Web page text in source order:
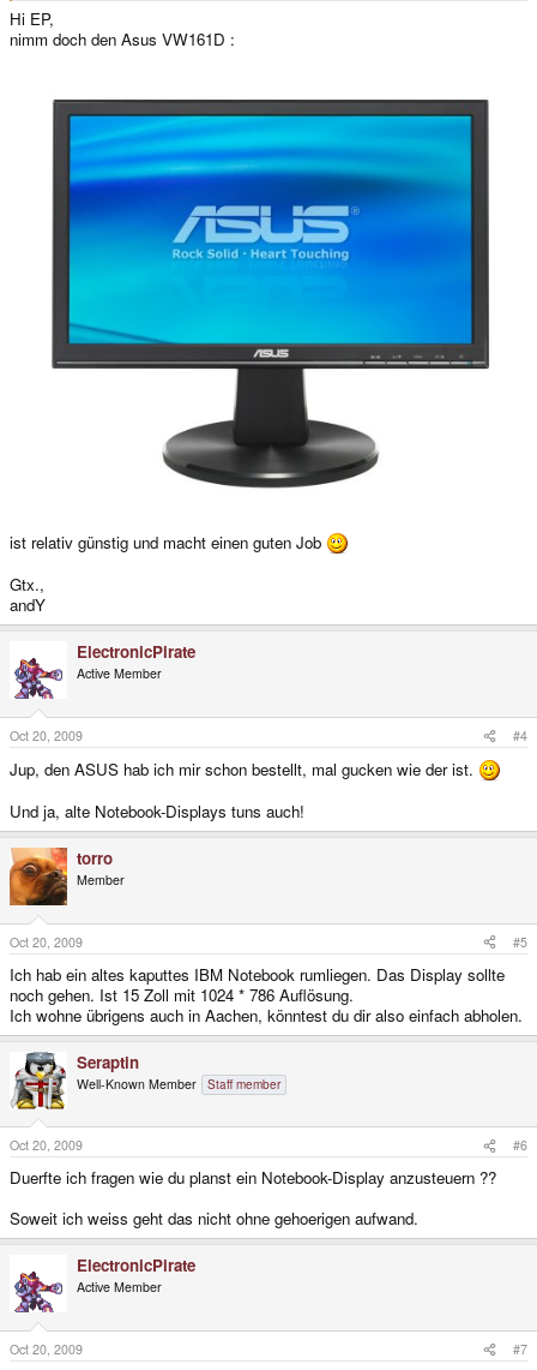
Hi EP,
nimm doch den Asus VW161D :
ist relativ günstig und macht einen guten Job
Gtx.,
andY
ElectronicPirate
Active Member
Oct 20, 2009 #4
Jup, den ASUS hab ich mir schon bestellt, mal gucken wie der ist.
Und ja, alte Notebook-Displays tuns auch!
torro
Member
Oct 20, 2009 #5
Ich hab ein altes kaputtes IBM Notebook rumliegen. Das Display sollte
noch gehen. Ist 15 Zoll mit 1024 * 786 Auflösung.
Ich wohne übrigens auch in Aachen, könntest du dir also einfach abholen.
Seraptin
Well-Known Member Staff member
Oct 20, 2009 #6
Duerfte ich fragen wie du planst ein Notebook-Display anzusteuern ??
Soweit ich weiss geht das nicht ohne gehoerigen aufwand.
ElectronicPirate
Active Member
Oct 20, 2009 #7